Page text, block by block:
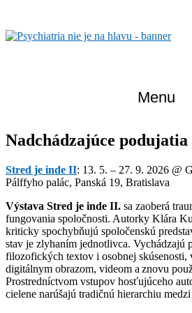
content
Menu
Nadchádzajúce podujatia
Stred je inde II: 13. 5. – 27. 9. 2026 @
Pálffyho palác, Panská 19, Bratislava
Výstava Stred je inde II. sa zaoberá
fungovania spoločnosti. Autorky Klára
kriticky spochybňujú spoločenskú
stav je zlyhaním jednotlivca. Vychádzajú
filozofických textov i osobnej skúsenosti,
digitálnym obrazom, videom a znovu
Prostredníctvom vstupov hosťujúceho
cielene narúšajú tradičnú hierarchiu